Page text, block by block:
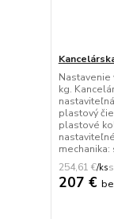
Nastavenie
kg.
plastový
plastové
mechanika:
254,61 €/ks
207 €